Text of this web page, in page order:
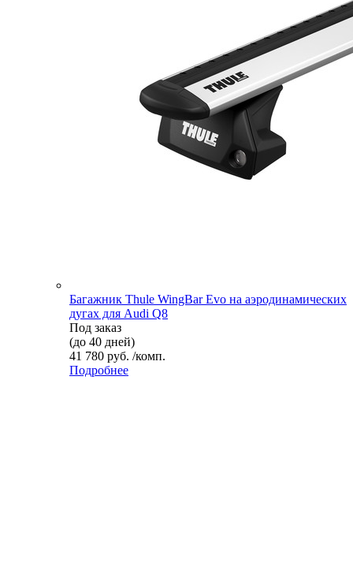
Багажник Thule WingBar Evo на аэродинамических
дугах для Audi Q8
Под заказ
(до 40 дней)
41 780 руб. /комп.
Подробнее